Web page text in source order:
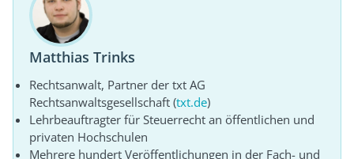
Matthias Trinks
Rechtsanwalt, Partner der txt AG
Rechtsanwaltsgesellschaft (txt.de)
Lehrbeauftragter für Steuerrecht an öffentlichen und
privaten Hochschulen
Mehrere hundert Veröffentlichungen in der Fach- und